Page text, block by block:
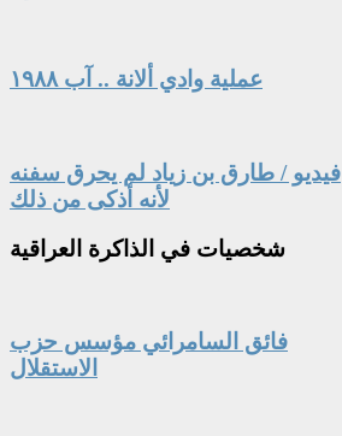
عملية وادي ألانة .. آب ١٩٨٨
فيديو / طارق بن زياد لم يحرق سفنه
لأنه أذكى من ذلك
شخصيات في الذاكرة العراقية
فائق السامرائي مؤسس حزب
الاستقلال